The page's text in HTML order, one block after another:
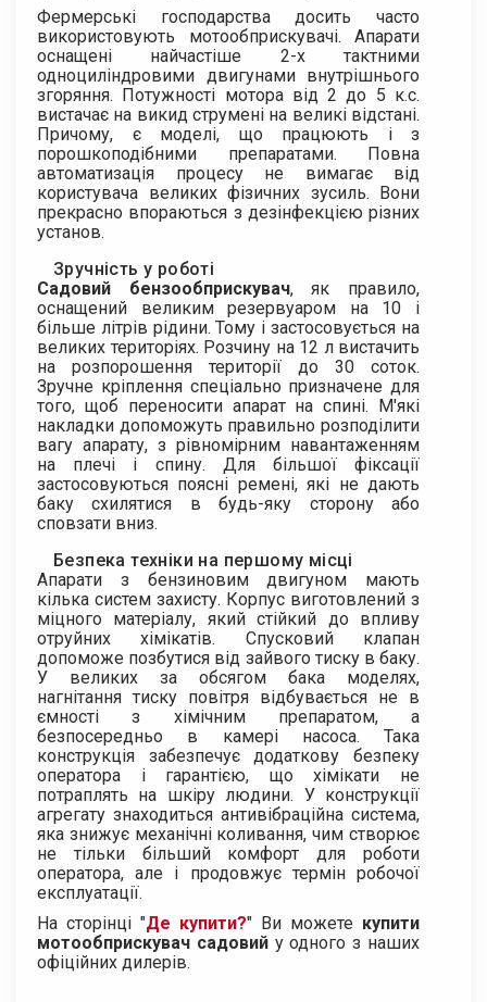
Фермерські господарства досить часто
використовують мотообприскувачі. Апарати
оснащені найчастіше 2-х тактними
одноциліндровими двигунами внутрішнього
згоряння. Потужності мотора від 2 до 5 к.с.
вистачає на викид струмені на великі відстані.
Причому, є моделі, що працюють і з
порошкоподібними препаратами. Повна
автоматизація процесу не вимагає від
користувача великих фізичних зусиль. Вони
прекрасно впораються з дезінфекцією різних
установ.
Зручність у роботі
Садовий бензообприскувач, як правило,
оснащений великим резервуаром на 10 і
більше літрів рідини. Тому і застосовується на
великих територіях. Розчину на 12 л вистачить
на розпорошення території до 30 соток.
Зручне кріплення спеціально призначене для
того, щоб переносити апарат на спині. М'які
накладки допоможуть правильно розподілити
вагу апарату, з рівномірним навантаженням
на плечі і спину. Для більшої фіксації
застосовуються поясні ремені, які не дають
баку схилятися в будь-яку сторону або
сповзати вниз.
Безпека техніки на першому місці
Апарати з бензиновим двигуном мають
кілька систем захисту. Корпус виготовлений з
міцного матеріалу, який стійкий до впливу
отруйних хімікатів. Спусковий клапан
допоможе позбутися від зайвого тиску в баку.
У великих за обсягом бака моделях,
нагнітання тиску повітря відбувається не в
ємності з хімічним препаратом, а
безпосередньо в камері насоса. Така
конструкція забезпечує додаткову безпеку
оператора і гарантією, що хімікати не
потраплять на шкіру людини. У конструкції
агрегату знаходиться антивібраційна система,
яка знижує механічні коливання, чим створює
не тільки більший комфорт для роботи
оператора, але і продовжує термін робочої
експлуатації.
На сторінці "Де купити?" Ви можете купити
мотообприскувач садовийу одного з наших
офіційних дилерів.